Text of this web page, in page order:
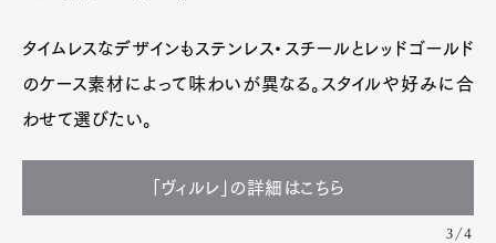
タイムレスなデザインもステンレス・スチールとレッドゴールド
のケース素材によって味わいが異なる。スタイルや好みに合
わせて選びたい。
「ヴィルレ」の詳細はこちら
3/4